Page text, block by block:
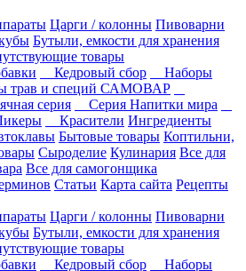
Царги / колонны Пивоварни
Бутыли, емкости для хранения
товары
Кедровый сбор
Наборы
трав и специй САМОВАР
серия
Серия Напитки мира
Красители Ингредиенты
Бытовые товары Коптильни,
Сыроделие Кулинария Все для
Все для самогонщика
Статьи Карта сайта Рецепты
Царги / колонны Пивоварни
Бутыли, емкости для хранения
товары
Кедровый сбор
Наборы